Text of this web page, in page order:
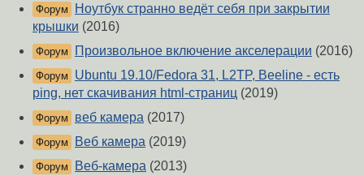
Форум
Ноутбук странно ведёт себя при закрытии
крышки (2016)
Форум Произвольное включение акселерации (2016)
Форум
Ubuntu 19.10/Fedora 31, L2TP, Beeline - есть
ping, нет скачивания html-страниц (2019)
Форум веб камера (2017)
Форум Веб камера (2019)
Форум Веб-камера (2013)